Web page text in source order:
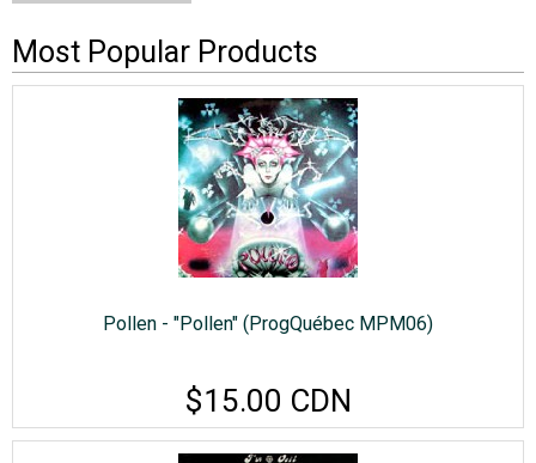
Most Popular Products
Pollen - "Pollen" (ProgQuébec MPM06)
$15.00 CDN